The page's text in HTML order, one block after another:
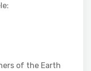
of the Earth